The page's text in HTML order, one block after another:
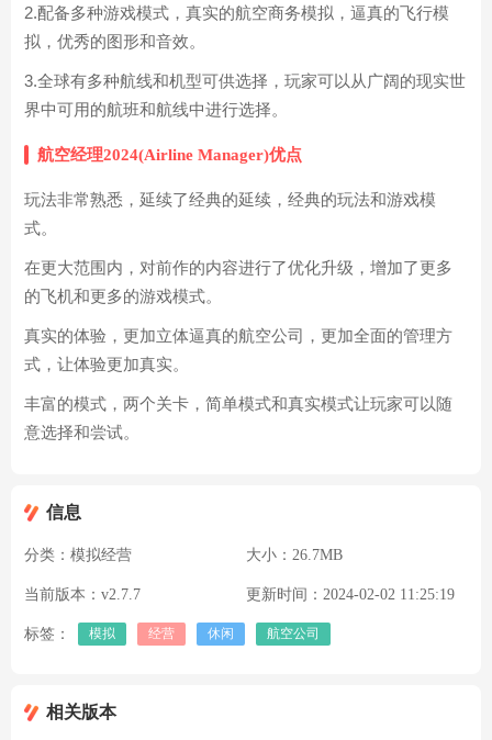
2.配备多种游戏模式，真实的航空商务模拟，逼真的飞行模
拟，优秀的图形和音效。
3.全球有多种航线和机型可供选择，玩家可以从广阔的现实世
界中可用的航班和航线中进行选择。
航空经理2024(Airline Manager)优点
玩法非常熟悉，延续了经典的延续，经典的玩法和游戏模
式。
在更大范围内，对前作的内容进行了优化升级，增加了更多
的飞机和更多的游戏模式。
真实的体验，更加立体逼真的航空公司，更加全面的管理方
式，让体验更加真实。
丰富的模式，两个关卡，简单模式和真实模式让玩家可以随
意选择和尝试。
信息
分类： 模拟经营 大小： 26.7MB
当前版本： v2.7.7 更新时间： 2024-02-02 11:25:19
标签： 模拟 经营 休闲 航空公司
相关版本